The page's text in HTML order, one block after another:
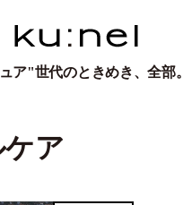
ア"世代のときめき、全部。
ア